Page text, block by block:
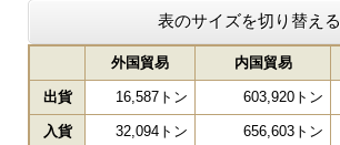
表のサイズを切り替える
外国貿易 内国貿易
出貨 16,587トン 603,920トン
入貨 32,094トン 656,603トン